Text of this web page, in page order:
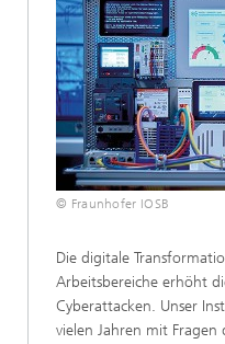
© Fraunhofer IOSB
Die digitale
Arbeitsbereiche erhöht
Cyberattacken. Unser
vielen Jahren mit